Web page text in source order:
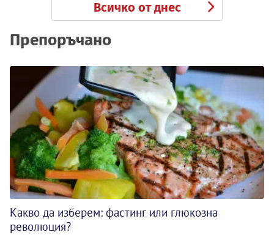
Всичко от днес
Препоръчано
Какво да изберем: фастинг или глюкозна
революция?